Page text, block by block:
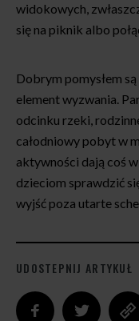
widokowych,
się na piknik albo
Dobrym pomysłem
element wyzwania.
odcinku rzeki,
całodniowy pobyt w
aktywności dają coś
dzieciom sprawdzić
wyjść poza utarte
UDOSTEPNIJ ARTYKUŁ